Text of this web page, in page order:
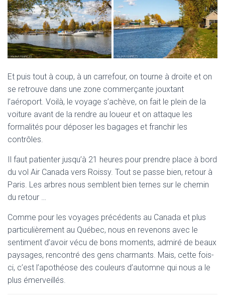
Et puis tout à coup, à un carrefour, on tourne à droite et on
se retrouve dans une zone commerçante jouxtant
l’aéroport. Voilà, le voyage s’achève, on fait le plein de la
voiture avant de la rendre au loueur et on attaque les
formalités pour déposer les bagages et franchir les
contrôles.
Il faut patienter jusqu’à 21 heures pour prendre place à bord
du vol Air Canada vers Roissy. Tout se passe bien, retour à
Paris. Les arbres nous semblent bien ternes sur le chemin
du retour …
Comme pour les voyages précédents au Canada et plus
particulièrement au Québec, nous en revenons avec le
sentiment d’avoir vécu de bons moments, admiré de beaux
paysages, rencontré des gens charmants. Mais, cette fois-
ci, c’est l’apothéose des couleurs d’automne qui nous a le
plus émerveillés.